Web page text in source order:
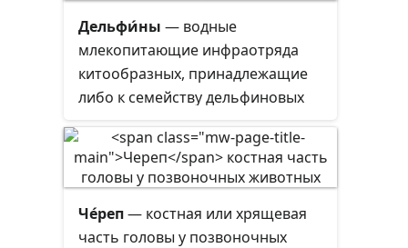
Дельфи́ны — водные
млекопитающие инфраотряда
китообразных, принадлежащие
либо к семейству дельфиновых
нетаксономической группе
речных дельфинов —
пресноводные. Питаются мелкой
рыбой.
Че́реп— костная или хрящевая
часть головы у позвоночных